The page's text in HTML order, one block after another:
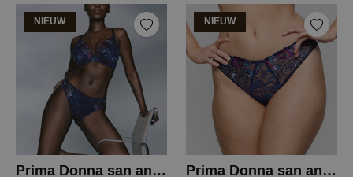
NIEUW
Prima Donna san angel voorgevormde bh
NIEUW
Prima Donna san angel string